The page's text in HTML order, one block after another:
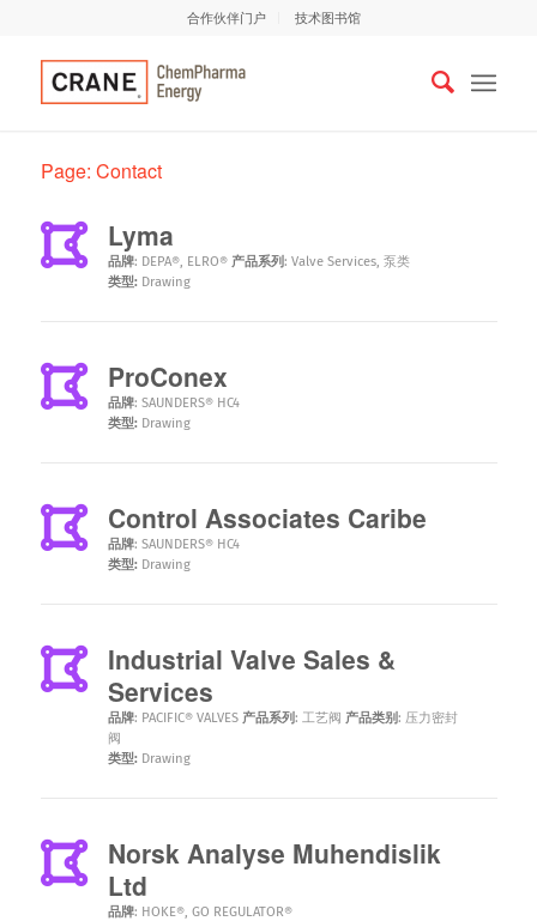
合作伙伴门户 技术图书馆
Page: Contact
Lyma
品牌: DEPA®, ELRO® 产品系列: Valve Services, 泵类
类型: Drawing
ProConex
品牌: SAUNDERS® HC4
类型: Drawing
Control Associates Caribe
品牌: SAUNDERS® HC4
类型: Drawing
Industrial Valve Sales &
Services
品牌: PACIFIC® VALVES 产品系列: 工艺阀 产品类别: 压力密封
阀
类型: Drawing
Norsk Analyse Muhendislik
Ltd
品牌: HOKE®, GO REGULATOR®